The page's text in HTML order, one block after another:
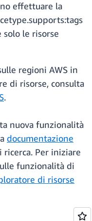
effettuare la
le risorse
regioni AWS in
di risorse, consulta
.
nuova funzionalità
documentazione
Per iniziare
funzionalità di
di risorse